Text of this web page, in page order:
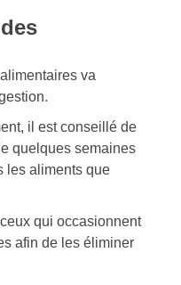
va
il est conseillé de
quelques semaines
les aliments que
qui occasionnent
afin de les éliminer